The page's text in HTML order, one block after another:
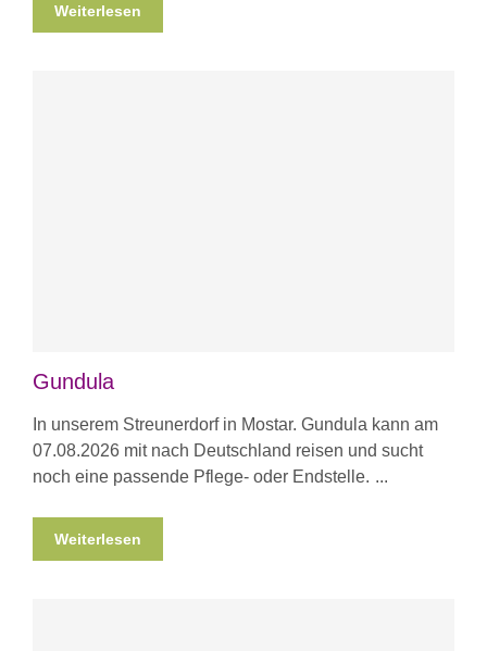
Weiterlesen
Gundula
In unserem Streunerdorf in Mostar. Gundula kann am
07.08.2026 mit nach Deutschland reisen und sucht
noch eine passende Pflege- oder Endstelle.
Weiterlesen